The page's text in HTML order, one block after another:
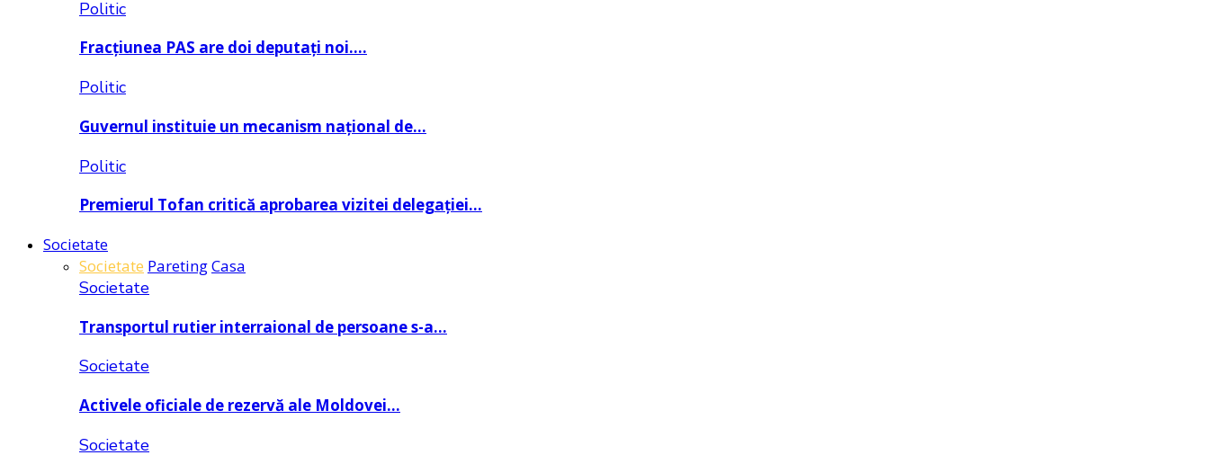
Politic
Fracțiunea PAS are doi deputați noi….
Politic
Guvernul instituie un mecanism național de…
Politic
Premierul Tofan critică aprobarea vizitei delegației…
Societate
Societate ParetingCasa
Societate
Transportul rutier interraional de persoane s-a…
Societate
Activele oficiale de rezervă ale Moldovei…
Societate